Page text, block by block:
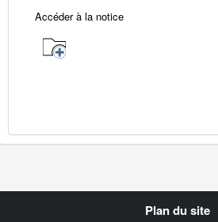
Accéder à la notice
Plan du site